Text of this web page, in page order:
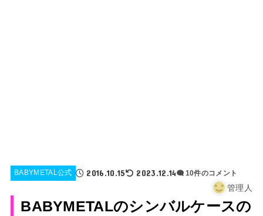
BABYMETAL公式 2016.10.15 2023.12.14 10件のコメント
管理人
BABYMETALのシンバルケースの